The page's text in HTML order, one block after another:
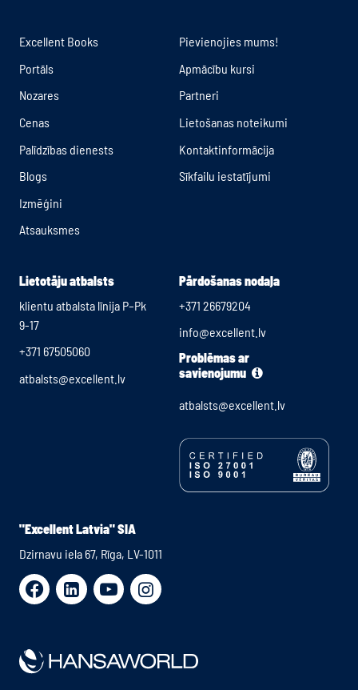
Excellent Books
Portāls
Nozares
Cenas
Palīdzības dienests
Blogs
Izmēģini
Atsauksmes
Pievienojies mums!
Apmācību kursi
Partneri
Lietošanas noteikumi
Kontaktinformācija
Sīkfailu iestatījumi
Lietotāju atbalsts
klientu atbalsta līnija P–Pk
9-17
+371 67505060
atbalsts@excellent.lv
Pārdošanas nodaļa
+371 26679204
info@excellent.lv
Problēmas ar
savienojumu
atbalsts@excellent.lv
"Excellent Latvia" SIA
Dzirnavu iela 67, Rīga, LV-1011